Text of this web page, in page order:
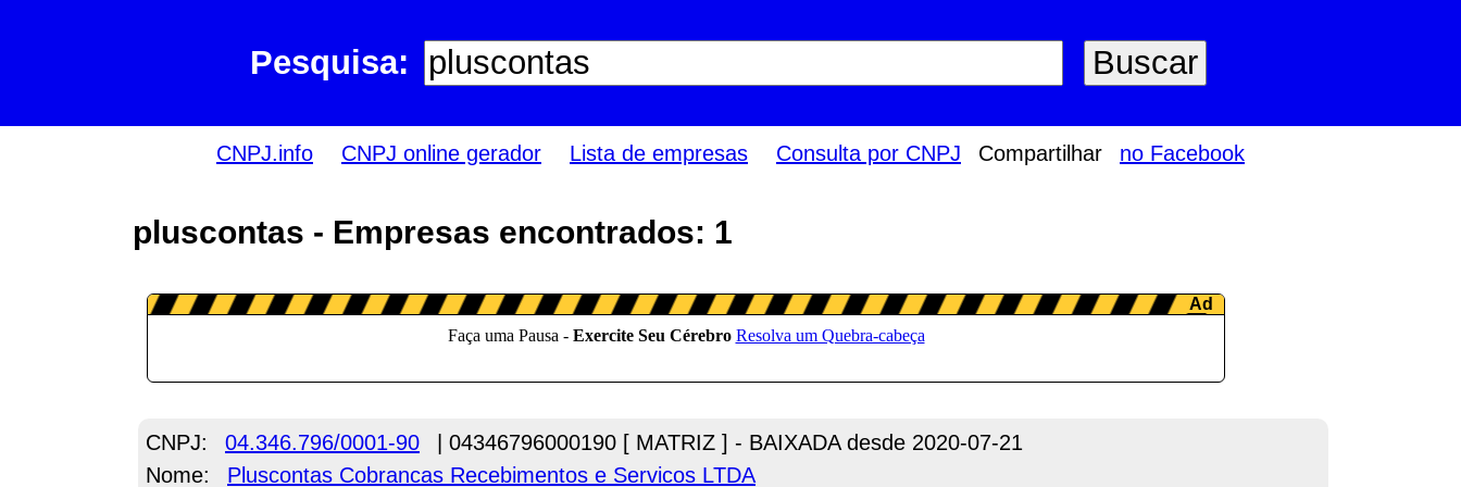
Pesquisa:
CNPJ.info CNPJ online gerador Lista de empresas Consulta por CNPJ Compartilhar no Facebook
pluscontas - Empresas encontrados: 1
CNPJ: 04.346.796/0001-90
| 04346796000190 [ MATRIZ ] - BAIXADA desde 2020-07-21
Nome:
Pluscontas Cobrancas Recebimentos e Servicos LTDA